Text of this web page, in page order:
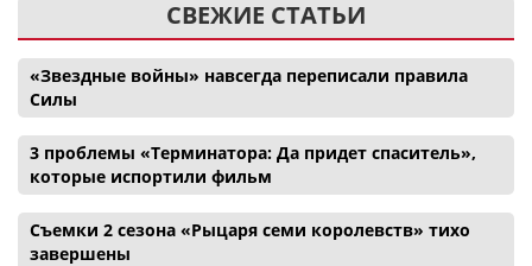
СВЕЖИЕ СТАТЬИ
«Звездные войны» навсегда переписали правила
Силы
3 проблемы «Терминатора: Да придет спаситель»,
которые испортили фильм
Съемки 2 сезона «Рыцаря семи королевств» тихо
завершены